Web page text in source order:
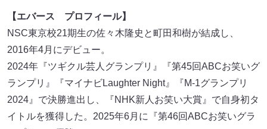
【エバース プロフィール】
NSC東京校21期生の佐々木隆史と町田和樹が結成し、
2016年4月にデビュー。
2024年『ツギクル芸人グランプリ』『第45回ABCお笑いグ
ランプリ』『マイナビLaughter Night』『M-1グランプリ
2024』で決勝進出し、『NHK新人お笑い大賞』で自身初タ
イトルを獲得した。2025年6月に『第46回ABCお笑いグラ